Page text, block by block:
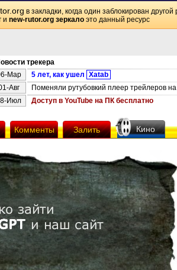
в закладки, когда один заблокирован
и new-rutor.org зеркало это данный ресурс
трекера
Мар
5 лет, как ушел Xatab
Авг
Поменяли рутубовкий плеер трейлеров
Июл
Доступ в YouTube на ПК бесплатно
Комменты Залить Кино